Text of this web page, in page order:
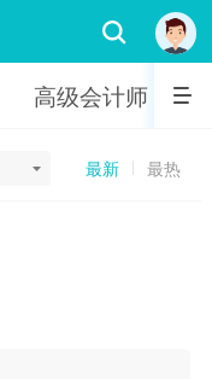
高级会计师 注
最新 最热